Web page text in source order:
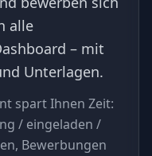
alle
– mit
Unterlagen.
spart Ihnen Zeit:
/ eingeladen /
Bewerbungen